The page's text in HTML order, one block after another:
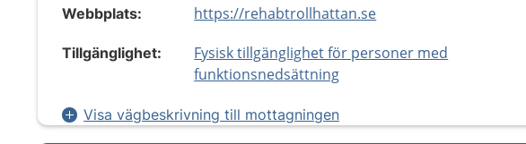
Webbplats: https://rehabtrollhattan.se
Tillgänglighet:
Fysisk tillgänglighet för personer med
funktionsnedsättning
Visa vägbeskrivning till mottagningen